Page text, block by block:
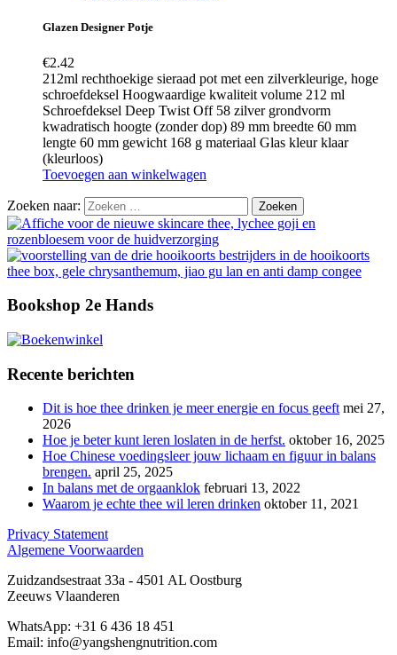
Glazen Designer Potje
€2.42
212ml rechthoekige sieraad pot met een zilverkleurige, hoge
schroefdeksel Hoogwaardige kwaliteit volume 212 ml
Schroefdeksel Deep Twist Off 58 zilver grondvorm
kwadratisch hoogte (zonder dop) 89 mm breedte 60 mm
lengte 60 mm gewicht 168 g materiaal Glas kleur klaar
(kleurloos)
Toevoegen aan winkelwagen
Zoeken naar:
Bookshop 2e Hands
Recente berichten
Dit is hoe thee drinken je meer energie en focus geeft mei 27,
2026
Hoe je beter kunt leren loslaten in de herfst. oktober 16, 2025
Hoe Chinese voedingsleer jouw lichaam en figuur in balans
brengen. april 25, 2025
In balans met de orgaanklok februari 13, 2022
Waarom je echte thee wil leren drinken oktober 11, 2021
Privacy Statement
Algemene Voorwaarden
Zuidzandsestraat 33a - 4501 AL Oostburg
Zeeuws Vlaanderen
WhatsApp: +31 6 436 18 451
Email: info@yangshengnutrition.com